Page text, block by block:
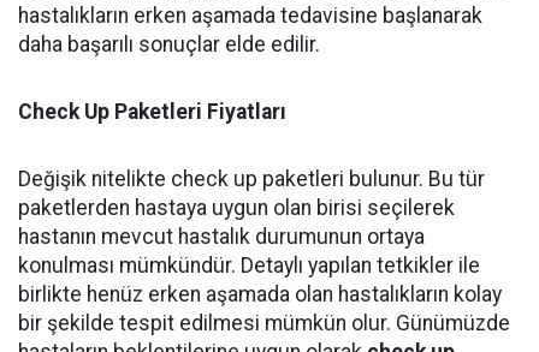
hastalıkların erken aşamada tedavisine başlanarak
daha başarılı sonuçlar elde edilir.
Check Up Paketleri Fiyatları
Değişik nitelikte check up paketleri bulunur. Bu tür
paketlerden hastaya uygun olan birisi seçilerek
hastanın mevcut hastalık durumunun ortaya
konulması mümkündür. Detaylı yapılan tetkikler ile
birlikte henüz erken aşamada olan hastalıkların kolay
bir şekilde tespit edilmesi mümkün olur. Günümüzde